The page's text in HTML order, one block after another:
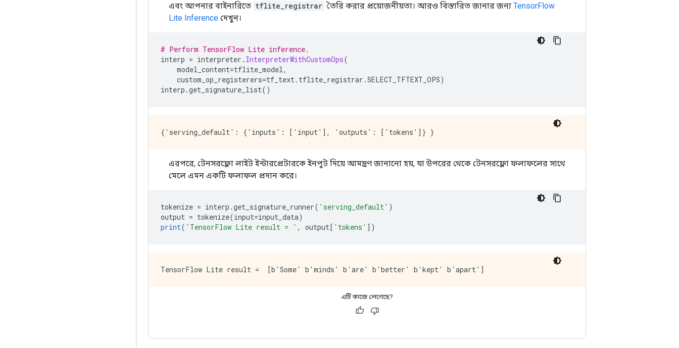
এবং আপনার বাইনারিতে tflite_registrar তৈরি করার প্রয়োজনীয়তা। আরও বিস্তারিত জানার জন্য TensorFlow
Lite Inference দেখুন।
# Perform TensorFlow Lite inference.
interp = interpreter . InterpreterWithCustomOps(
model_content=tflite_model,
custom_op_registerers=tf_text. tflite_registrar .SELECT_TFTEXT_OPS)
interp .get_signature_list()
এরপরে, টেনসরফ্লো লাইট ইন্টারপ্রেটারকে ইনপুট দিয়ে আমন্ত্রণ জানানো হয়, যা উপরের থেকে টেনসরফ্লো ফলাফলের সাথে
মেলে এমন একটি ফলাফল প্রদান করে।
tokenize = interp .get_signature_runner( 'serving_default' )
output = tokenize(input=input_data)
print( 'TensorFlow Lite result = ' , output[ 'tokens' ])
এটি কাজে লেগেছে?